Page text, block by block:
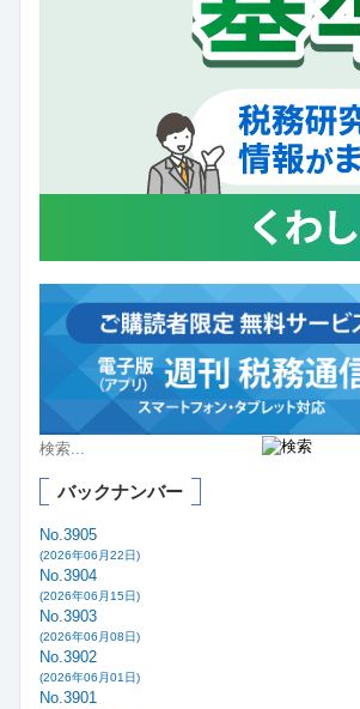
バックナンバー
No.3905
(2026年06月22日)
No.3904
(2026年06月15日)
No.3903
(2026年06月08日)
No.3902
(2026年06月01日)
No.3901